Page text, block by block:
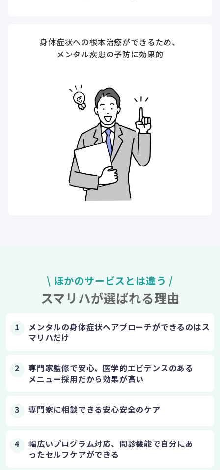
身体症状への根本治療ができるため、
メンタル疾患の予防に効果的
\ ほかのサービスとは違う /
スマリハが選ばれる理由
1 メンタルの身体症状へアプローチができるのはス
マリハだけ
2
専門家監修で安心、医学的エビデンスのある
メニュー採用だから効果が高い
3 専門家に相談できる安心安全のケア
4
幅広いプログラム対応、問診機能で自分にあ
ったセルフケアができる